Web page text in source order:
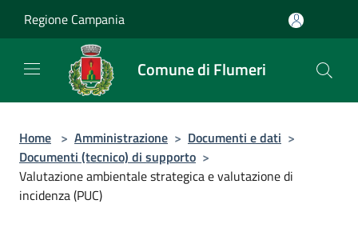
Regione Campania
Comune di Flumeri
Home > Amministrazione > Documenti e dati >
Documenti (tecnico) di supporto >
Valutazione ambientale strategica e valutazione di
incidenza (PUC)